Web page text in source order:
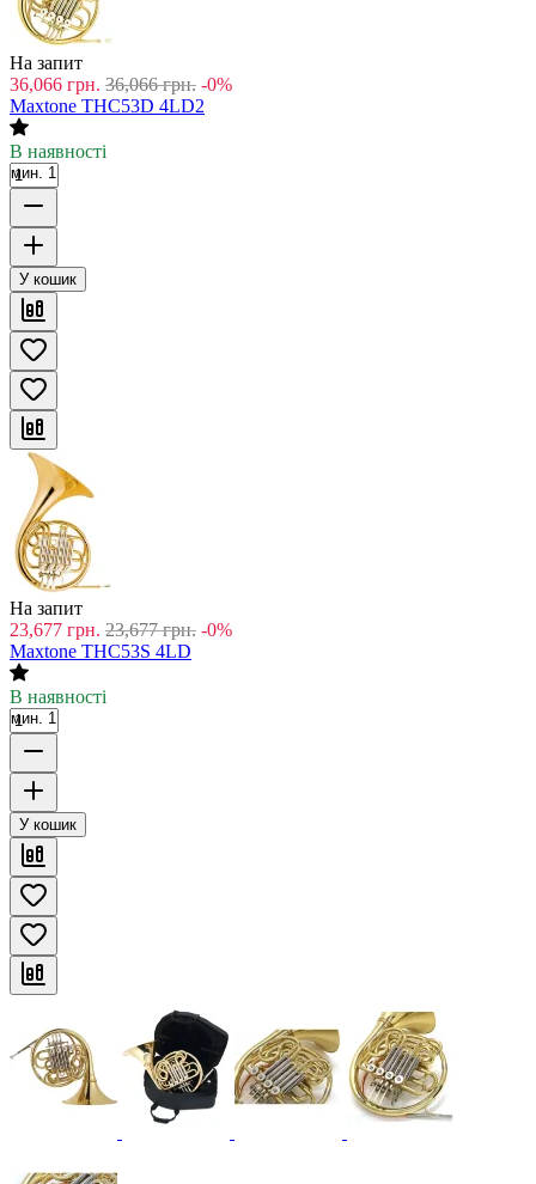
На запит
36,066 грн. 36,066 грн. -0%
Maxtone THC53D 4LD2
В наявності
мин. 1
У кошик
На запит
23,677 грн. 23,677 грн. -0%
Maxtone THC53S 4LD
В наявності
мин. 1
У кошик